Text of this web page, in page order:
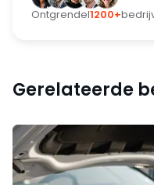
investering kon dit
De omzet en de winst
ondernemers om
Sinds 2021 zijn alle
Ontgrendel1200+
Gerelateerde